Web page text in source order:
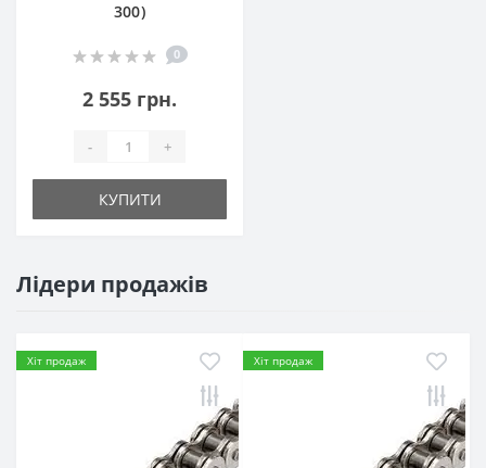
300)
0
2 555 грн.
- +
КУПИТИ
Лідери продажів
Хіт продаж Хіт продаж